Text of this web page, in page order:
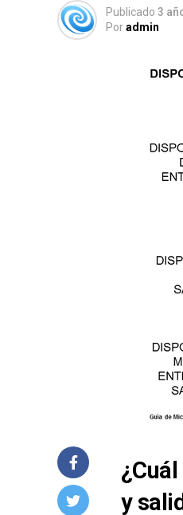
Publicado 3
Poradmin
y